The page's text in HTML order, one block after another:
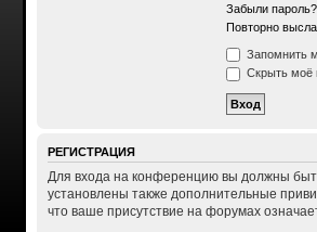
Забыли пароль?
Повторно
Запомнить
Скрыть моё
РЕГИСТРАЦИЯ
Для входа на конференцию вы должны
установлены также дополнительные
что ваше присутствие на форумах